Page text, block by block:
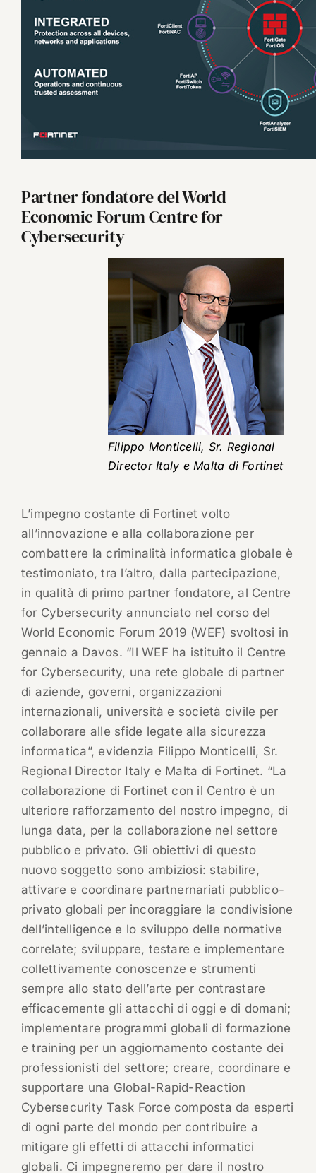
Partner fondatore del World
Economic Forum Centre for
Cybersecurity
Filippo Monticelli, Sr. Regional
Director Italy e Malta di Fortinet
L’impegno costante di Fortinet volto
all’innovazione e alla collaborazione per
combattere la criminalità informatica globale è
testimoniato, tra l’altro, dalla partecipazione,
in qualità di primo partner fondatore, al Centre
for Cybersecurity annunciato nel corso del
World Economic Forum 2019 (WEF) svoltosi in
gennaio a Davos. “Il WEF ha istituito il Centre
for Cybersecurity, una rete globale di partner
di aziende, governi, organizzazioni
internazionali, università e società civile per
collaborare alle sfide legate alla sicurezza
informatica”, evidenzia Filippo Monticelli, Sr.
Regional Director Italy e Malta di Fortinet. “La
collaborazione di Fortinet con il Centro è un
ulteriore rafforzamento del nostro impegno, di
lunga data, per la collaborazione nel settore
pubblico e privato. Gli obiettivi di questo
nuovo soggetto sono ambiziosi: stabilire,
attivare e coordinare partnernariati pubblico-
privato globali per incoraggiare la condivisione
dell’intelligence e lo sviluppo delle normative
correlate; sviluppare, testare e implementare
collettivamente conoscenze e strumenti
sempre allo stato dell’arte per contrastare
efficacemente gli attacchi di oggi e di domani;
implementare programmi globali di formazione
e training per un aggiornamento costante dei
professionisti del settore; creare, coordinare e
supportare una Global-Rapid-Reaction
Cybersecurity Task Force composta da esperti
di ogni parte del mondo per contribuire a
mitigare gli effetti di attacchi informatici
globali. Ci impegneremo per dare il nostro